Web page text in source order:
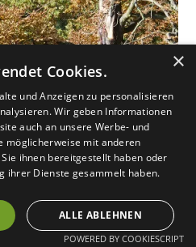
×
Cookies.
und Anzeigen zu personalisieren
Wir geben Informationen
auch an unsere Werbe- und
möglicherweise mit anderen
ihnen bereitgestellt haben oder
ihrer Dienste gesammelt haben.
ALLE ABLEHNEN
POWERED BY COOKIESCRIPT